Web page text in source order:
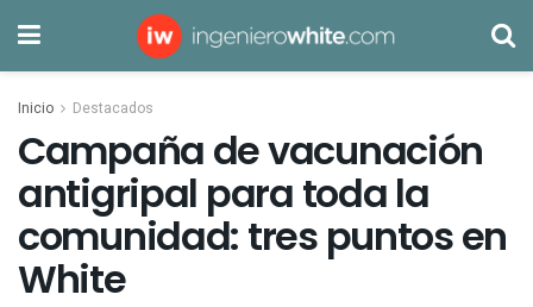
Inicio Destacados
Campaña de vacunación
antigripal para toda la
comunidad: tres puntos en
White